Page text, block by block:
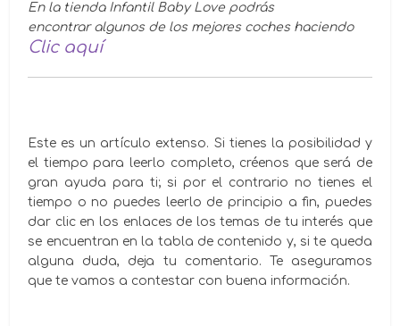
En la tienda Infantil Baby Love podrás
encontrar algunos de los mejores coches haciendo
Clic aquí
Este es un artículo extenso. Si tienes la posibilidad y
el tiempo para leerlo completo, créenos que será de
gran ayuda para ti; si por el contrario no tienes el
tiempo o no puedes leerlo de principio a fin, puedes
dar clic en los enlaces de los temas de tu interés que
se encuentran en la tabla de contenido y, si te queda
alguna duda, deja tu comentario. Te aseguramos
que te vamos a contestar con buena información.